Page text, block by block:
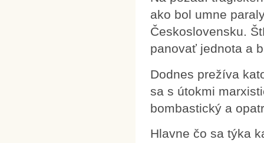
ako bol umne
Československu.
panovať jednota a
Dodnes prežíva
sa s útokmi
bombastický a
Hlavne čo sa týka